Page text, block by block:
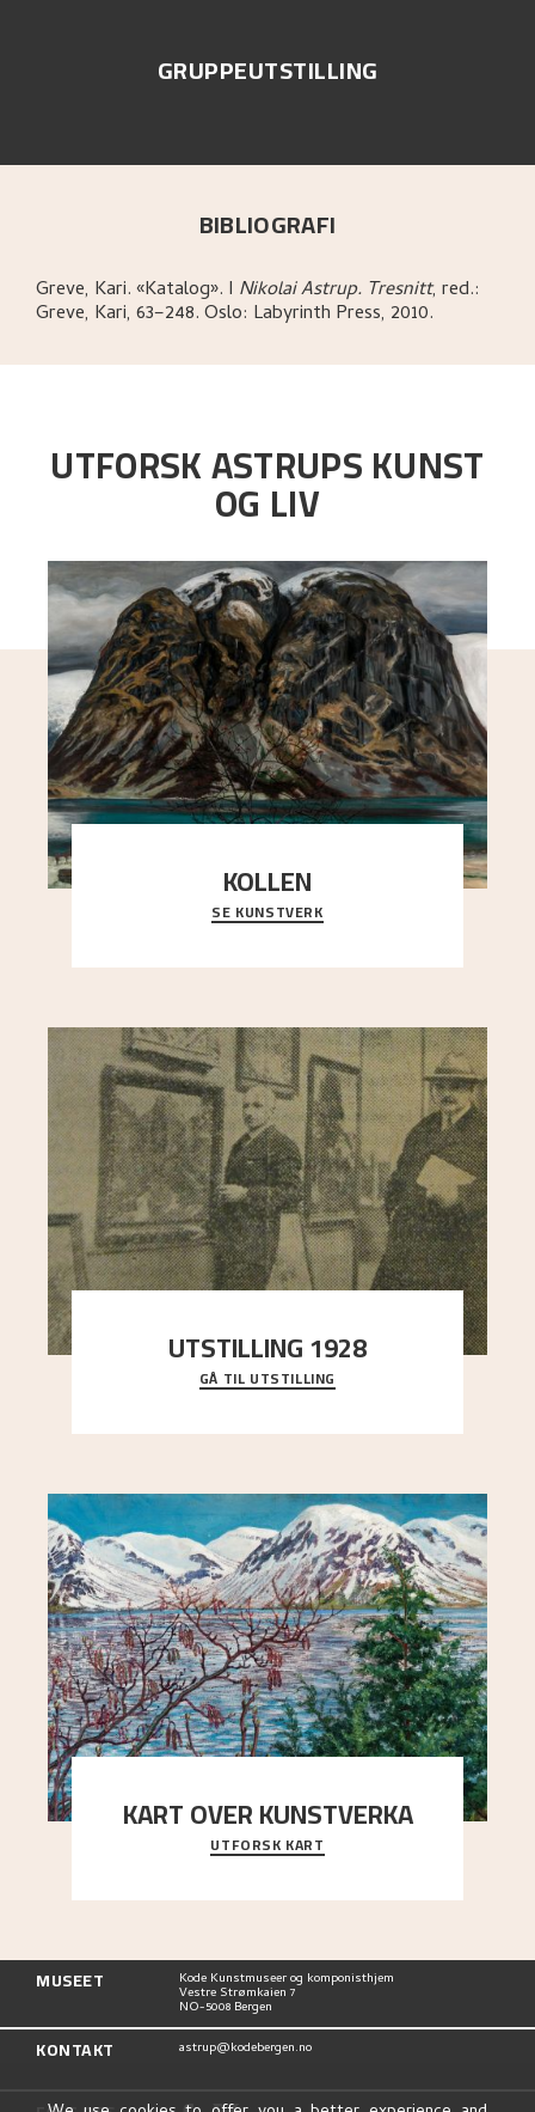
GRUPPEUTSTILLING
BIBLIOGRAFI
Greve, Kari.«Katalog». I Nikolai Astrup. Tresnitt, red.:
Greve, Kari, 63–248.Oslo: Labyrinth Press, 2010.
UTFORSK ASTRUPS KUNST
OG LIV
KOLLEN
Et ruvende fjell dominerer bildeflaten, og står i
sterk kontrast til det spinkle rognetreet ute
SE KUNSTVERK
UTSTILLING 1928
Då Astrup døydde i 1928, tok vennene Moritz
Kaland og Simon Thorbjørnsen initiativ til å
GÅ TIL UTSTILLING
KART OVER KUNSTVERKA
Utforsk stedene og utsiktene i Astrups malerier
UTFORSK KART
MUSEET Kode Kunstmuseer og komponisthjem
Vestre Strømkaien 7
NO-5008 Bergen
KONTAKT astrup@kodebergen.no